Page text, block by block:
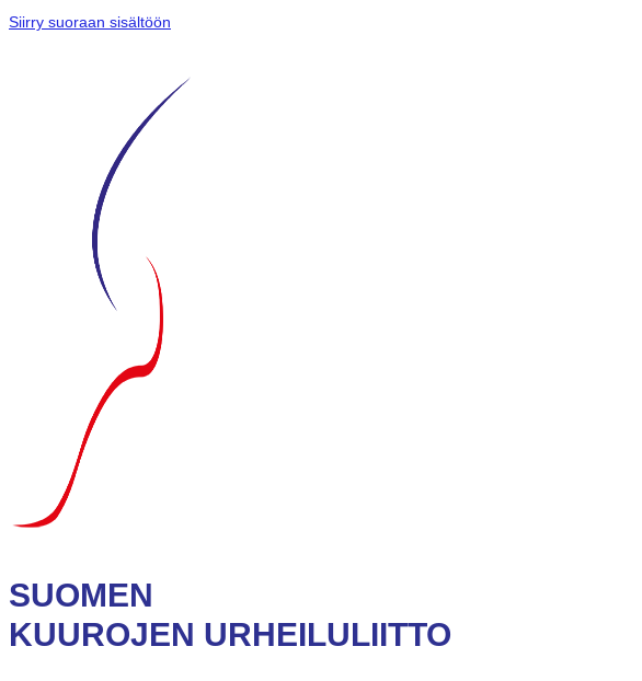
Siirry suoraan sisältöön
SUOMEN
KUUROJEN URHEILULIITTO